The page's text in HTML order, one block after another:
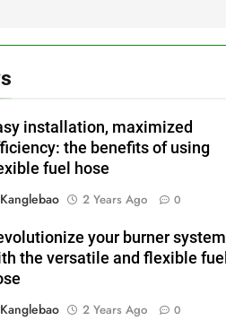
installation, maximized
the benefits of using
fuel hose
Kanglebao
2 Years Ago 0
your burner system
the versatile and flexible fuel
Kanglebao
2 Years Ago 0